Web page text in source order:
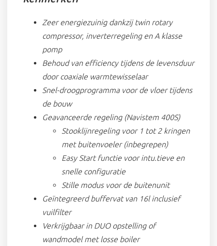
Zeer energiezuinig dankzij twin rotary
compressor, inverterregeling en A klasse
pomp
Behoud van efficiency tijdens de levensduur
door coaxiale warmtewisselaar
Snel-droogprogramma voor de vloer tijdens
de bouw
Geavanceerde regeling (Navistem 400S)
Stooklijnregeling voor 1 tot 2 kringen
met buitenvoeler (inbegrepen)
Easy Start functie voor intu.tieve en
snelle configuratie
Stille modus voor de buitenunit
Geïntegreerd buffervat van 16l inclusief
vuilfilter
Verkrijgbaar in DUO opstelling of
wandmodel met losse boiler